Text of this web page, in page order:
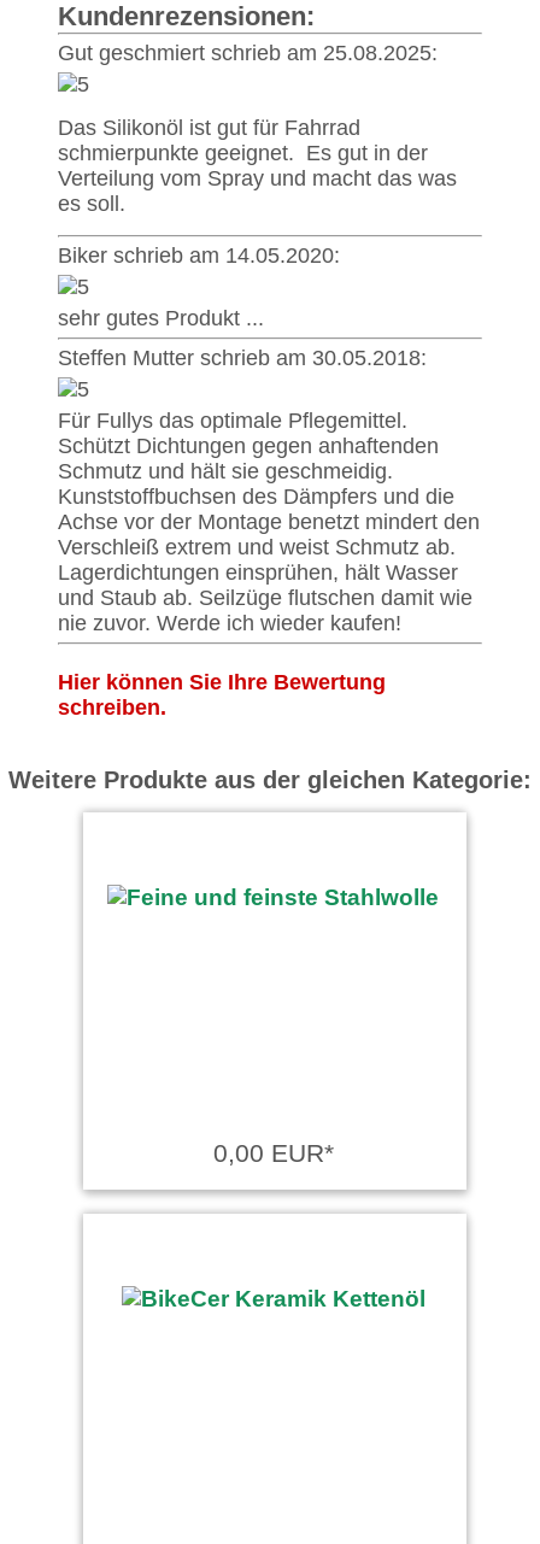
Kundenrezensionen:
Gut geschmiert schrieb am 25.08.2025:
Das Silikonöl ist gut für Fahrrad
schmierpunkte geeignet. Es gut in der
Verteilung vom Spray und macht das was
es soll.
Biker schrieb am 14.05.2020:
sehr gutes Produkt ...
Steffen Mutter schrieb am 30.05.2018:
Für Fullys das optimale Pflegemittel.
Schützt Dichtungen gegen anhaftenden
Schmutz und hält sie geschmeidig.
Kunststoffbuchsen des Dämpfers und die
Achse vor der Montage benetzt mindert den
Verschleiß extrem und weist Schmutz ab.
Lagerdichtungen einsprühen, hält Wasser
und Staub ab. Seilzüge flutschen damit wie
nie zuvor. Werde ich wieder kaufen!
Hier können Sie Ihre Bewertung
schreiben.
Weitere Produkte aus der gleichen Kategorie:
0,00 EUR*